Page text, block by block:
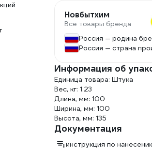
Новбытхим
Все товары бренда
Россия — родина
Россия — страна
Информация об
Единица товара: Штука
Вес, кг: 1.23
Длина, мм: 100
Ширина, мм: 100
Высота, мм: 135
Документация
инструкция по